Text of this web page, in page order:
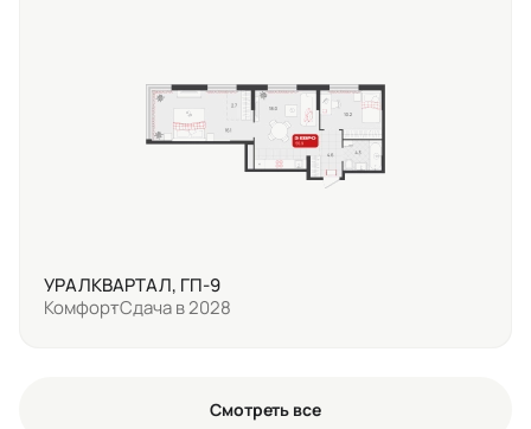
УРАЛКВАРТАЛ, ГП-9
КомфортСдача в 2028
Смотреть все